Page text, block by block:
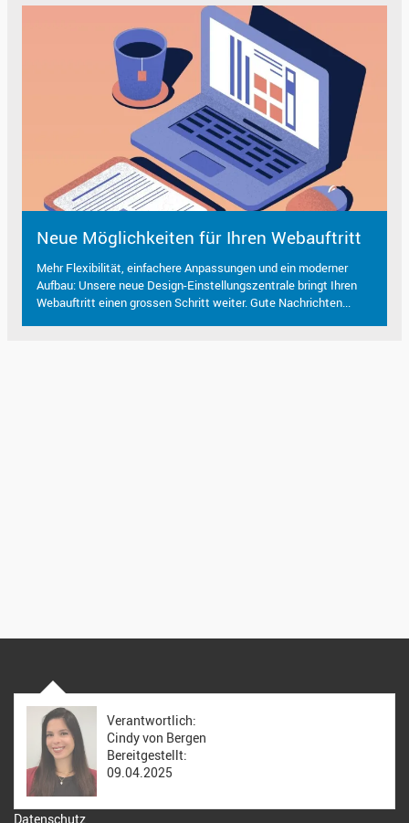
Neue Möglichkeiten für Ihren Webauftritt
Mehr Flexibilität, einfachere Anpassungen und ein moderner
Aufbau: Unsere neue Design-Einstellungszentrale bringt Ihren
Webauftritt einen grossen Schritt weiter. Gute Nachrichten...
Verantwortlich:
Cindy von Bergen
Bereitgestellt:
09.04.2025
Datenschutz